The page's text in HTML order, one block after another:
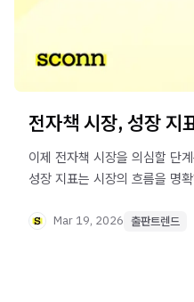
전자책 시장, 성장 지
이제 전자책 시장을 의심할 단
성장 지표는 시장의 흐름을 명
'지능형 출판'으로 이 흐름을 타
Mar 19, 2026 출판트렌드